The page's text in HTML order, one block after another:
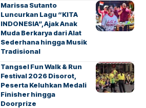
Marissa Sutanto
Luncurkan Lagu “KITA
INDONESIA”, Ajak Anak
Muda Berkarya dari Alat
Sederhana hingga Musik
Tradisional
Tangsel Fun Walk & Run
Festival 2026 Disorot,
Peserta Keluhkan Medali
Finisher hingga
Doorprize